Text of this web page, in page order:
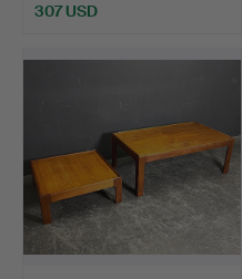
307 USD